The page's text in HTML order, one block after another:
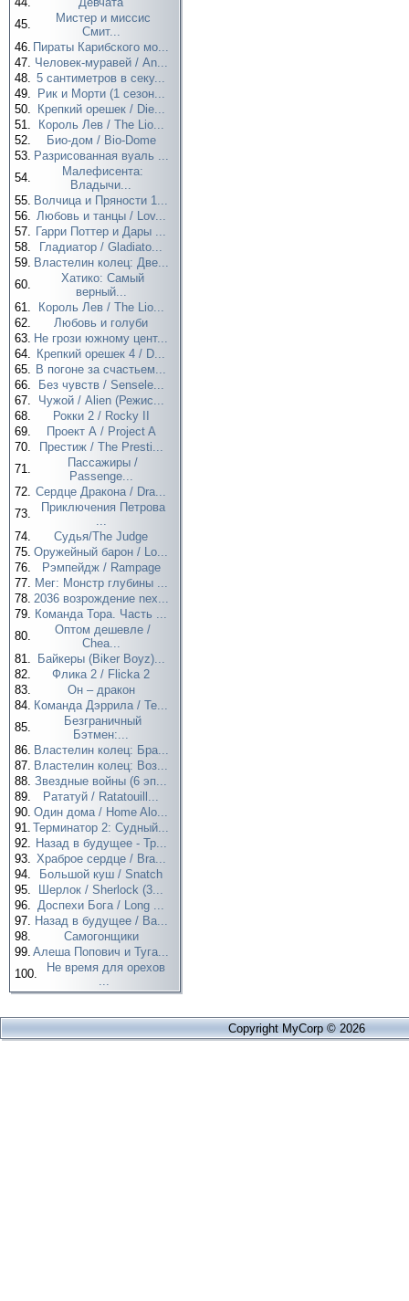
45.
Мистер и миссис
Смит...
46. Пираты Карибского мо...
47. Человек-муравей / An...
48. 5 сантиметров в секу...
49.
Рик и Морти (1 сезон...
50.
Крепкий орешек / Die...
51.
Король Лев / The Lio...
52.
Био-дом / Bio-Dome
53. Разрисованная вуаль ...
54.
Малефисента:
Владычи...
55. Волчица и Пряности 1...
56. Любовь и танцы / Lov...
57. Гарри Поттер и Дары ...
58.
Гладиатор / Gladiato...
59. Властелин колец: Две...
60.
Хатико: Самый
верный...
61.
Король Лев / The Lio...
62.
Любовь и голуби
63. Не грози южному цент...
64. Крепкий орешек 4 / D...
65. В погоне за счастьем...
66.
Без чувств / Sensele...
67.
Чужой / Alien (Режис...
68.
Рокки 2 / Rocky II
69.
Проект А / Project A
70.
Престиж / The Presti...
71.
Пассажиры /
Passenge...
72. Сердце Дракона / Dra...
73.
Приключения Петрова
...
74.
Судья/The Judge
75. Оружейный барон / Lo...
76.
Рэмпейдж / Rampage
77. Мег: Монстр глубины ...
78. 2036 возрождение nex...
79. Команда Тора. Часть ...
80.
Оптом дешевле /
Chea...
81.
Байкеры (Biker Boyz)...
82.
Флика 2 / Flicka 2
83.
Он – дракон
84. Команда Дэррила / Te...
85.
Безграничный
Бэтмен:...
86. Властелин колец: Бра...
87. Властелин колец: Воз...
88. Звездные войны (6 эп...
89.
Рататуй / Ratatouill...
90. Один дома / Home Alo...
91. Терминатор 2: Судный...
92. Назад в будущее - Тр...
93. Храброе сердце / Bra...
94.
Большой куш / Snatch
95.
Шерлок / Sherlock (3...
96. Доспехи Бога / Long ...
97. Назад в будущее / Ba...
98.
Самогонщики
99. Алеша Попович и Туга...
100.
Не время для орехов
...
Copyright MyCorp © 2026